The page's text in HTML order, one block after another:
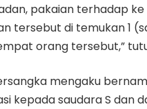
pakaian terhadap
tersebut di temukan 1
orang tersebut,”
mengaku
kepada saudara S dan